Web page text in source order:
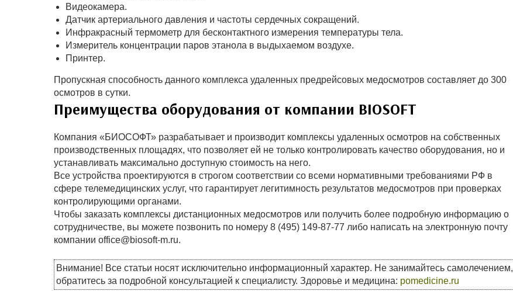
Видеокамера.
Датчик артериального давления и частоты сердечных сокращений.
Инфракрасный термометр для бесконтактного измерения температуры тела.
Измеритель концентрации паров этанола в выдыхаемом воздухе.
Принтер.
Пропускная способность данного комплекса удаленных предрейсовых медосмотров составляет до 300
осмотров в сутки.
Преимущества оборудования от компании BIOSOFT
Компания «БИОСОФТ» разрабатывает и производит комплексы удаленных осмотров на собственных
производственных площадях, что позволяет ей не только контролировать качество оборудования, но и
устанавливать максимально доступную стоимость на него.
Все устройства проектируются в строгом соответствии со всеми нормативными требованиями РФ в
сфере телемедицинских услуг, что гарантирует легитимность результатов медосмотров при проверках
контролирующими органами.
Чтобы заказать комплексы дистанционных медосмотров или получить более подробную информацию о
сотрудничестве, вы можете позвонить по номеру 8 (495) 149-87-77 либо написать на электронную почту
компании office@biosoft-m.ru.
Внимание! Все статьи носят исключительно информационный характер. Не занимайтесь самолечением,
обратитесь за подробной консультацией к специалисту. Здоровье и медицина: pomedicine.ru